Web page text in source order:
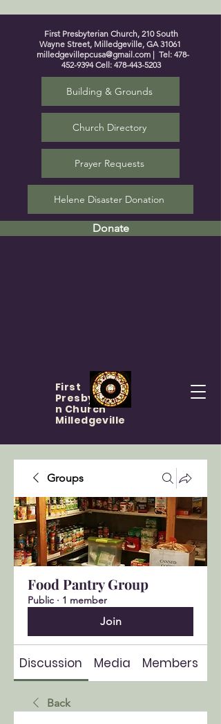
First Presbyterian Church, 210 South
Wayne Street, Milledgeville, GA 31061
milledgevillepcusa@gmail.com | Tel: 478-
452-9394Cell: 478-443-5203
Building & Grounds
Church Directory
Prayer Requests
Helene Disaster Donation
Donate
First
Presbyteria
n Church
Milledgeville
Groups
Food Pantry Group
Public · 1 member
Join
Discussion Media Members
Back